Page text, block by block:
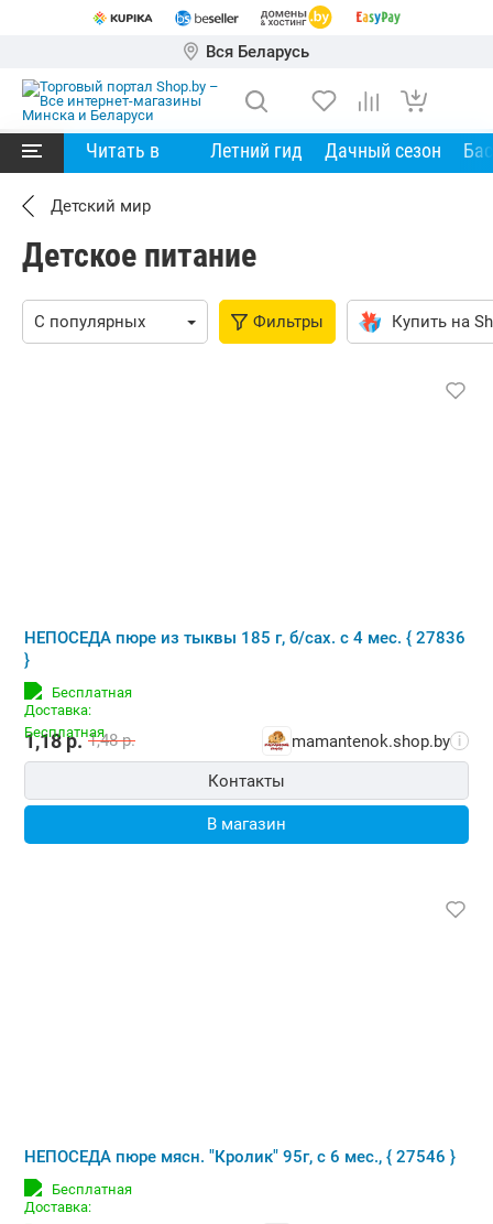
Вся Беларусь
Читать в Летний гид Дачный сезон
Детский мир
Детское питание
Фильтры Купить на
НЕПОСЕДА пюре из тыквы 185 г, б/сах. с 4 мес. { 27836
}
Бесплатная
1,18р. 1,48р. mamantenok.shop.by i
Контакты
В магазин
НЕПОСЕДА пюре мясн. "Кролик" 95г, с 6 мес., { 27546 }
Бесплатная